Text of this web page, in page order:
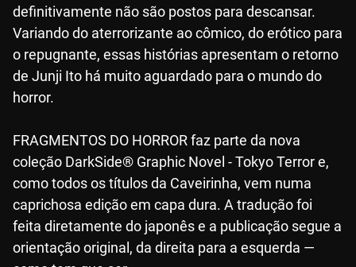
definitivamente não são postos para descansar.
Variando do aterrorizante ao cômico, do erótico para
o repugnante, essas histórias apresentam o retorno
de Junji Ito há muito aguardado para o mundo do
horror.
FRAGMENTOS DO HORROR faz parte da nova
coleção DarkSide® Graphic Novel - Tokyo Terror e,
como todos os títulos da Caveirinha, vem numa
caprichosa edição em capa dura. A tradução foi
feita diretamente do japonês e a publicação segue a
orientação original, da direita para a esquerda —